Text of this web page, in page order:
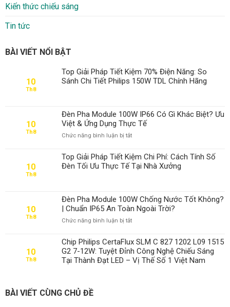
Kiến thức chiếu sáng
Tin tức
BÀI VIẾT NỔI BẬT
10
Th8
Top Giải Pháp Tiết Kiệm 70% Điện Năng: So
Sánh Chi Tiết Philips 150W TDL Chính Hãng
10
Th8
Đèn Pha Module 100W IP66 Có Gì Khác Biệt? Ưu
Việt & Ứng Dụng Thực Tế
Chức năng bình luận bị tắtở
Pha
Module
100W
Gì
Khác
Biệt?
Ưu
&
Ứng
Dụng
Thực
10
Th8
Top Giải Pháp Tiết Kiệm Chi Phí: Cách Tính Số
Đèn Tối Ưu Thực Tế Tại Nhà Xưởng
10
Th8
Đèn Pha Module 100W Chống Nước Tốt Không?
| Chuẩn IP65 An Toàn Ngoài Trời?
Chức năng bình luận bị tắtở
Pha
Module
100W
Chống
10
Th8
Chip Philips CertaFlux SLM C 827 1202 L09 1515
G2 7-12W: Tuyệt Đỉnh Công Nghệ Chiếu Sáng
Tại Thành Đạt LED – Vị Thế Số 1 Việt Nam
BÀI VIẾT CÙNG CHỦ ĐỀ